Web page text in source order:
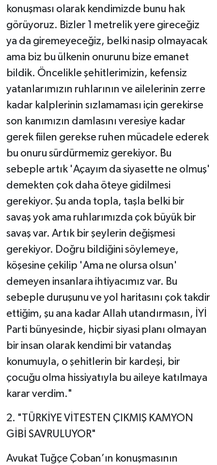
konuşması olarak kendimizde bunu hak
görüyoruz. Bizler 1 metrelik yere gireceğiz
ya da giremeyeceğiz, belki nasip olmayacak
ama biz bu ülkenin onurunu bize emanet
bildik. Öncelikle şehitlerimizin, kefensiz
yatanlarımızın ruhlarının ve ailelerinin zerre
kadar kalplerinin sızlamaması için gerekirse
son kanımızın damlasını veresiye kadar
gerek fiilen gerekse ruhen mücadele ederek
bu onuru sürdürmemiz gerekiyor. Bu
sebeple artık 'Açayım da siyasette ne olmuş'
demekten çok daha öteye gidilmesi
gerekiyor. Şu anda topla, taşla belki bir
savaş yok ama ruhlarımızda çok büyük bir
savaş var. Artık bir şeylerin değişmesi
gerekiyor. Doğru bildiğini söylemeye,
köşesine çekilip 'Ama ne olursa olsun'
demeyen insanlara ihtiyacımız var. Bu
sebeple duruşunu ve yol haritasını çok takdir
ettiğim, şu ana kadar Allah utandırmasın, İYİ
Parti bünyesinde, hiçbir siyasi planı olmayan
bir insan olarak kendimi bir vatandaş
konumuyla, o şehitlerin bir kardeşi, bir
çocuğu olma hissiyatıyla bu aileye katılmaya
karar verdim."
​2. "TÜRKİYE VİTESTEN ÇIKMIŞ KAMYON
GİBİ SAVRULUYOR"
​Avukat Tuğçe Çoban’ın konuşmasının